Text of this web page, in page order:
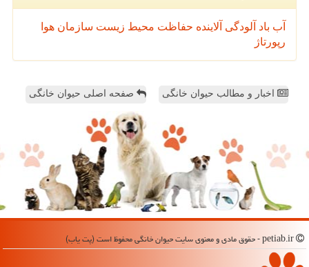
آب باد آلودگی آلاینده حفاظت محیط زیست سازمان هوا
رپورتاژ
اخبار و مطالب حیوان خانگی صفحه اصلی حیوان خانگی